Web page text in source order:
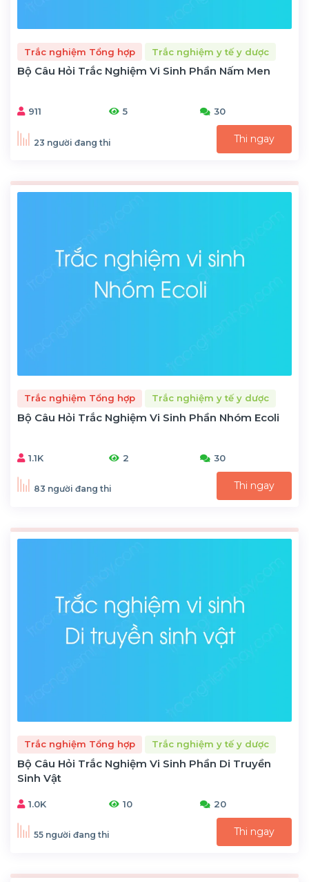
Trắc nghiệm Tổng hợp Trắc nghiệm y tế y dược
Bộ Câu Hỏi Trắc Nghiệm Vi Sinh Phần Nấm Men
911 5 30
23 người đang thi Thi ngay
Trắc nghiệm Tổng hợp Trắc nghiệm y tế y dược
Bộ Câu Hỏi Trắc Nghiệm Vi Sinh Phần Nhóm Ecoli
1.1K 2 30
83 người đang thi Thi ngay
Trắc nghiệm Tổng hợp Trắc nghiệm y tế y dược
Bộ Câu Hỏi Trắc Nghiệm Vi Sinh Phần Di Truyền
Sinh Vật
1.0K 10 20
55 người đang thi Thi ngay